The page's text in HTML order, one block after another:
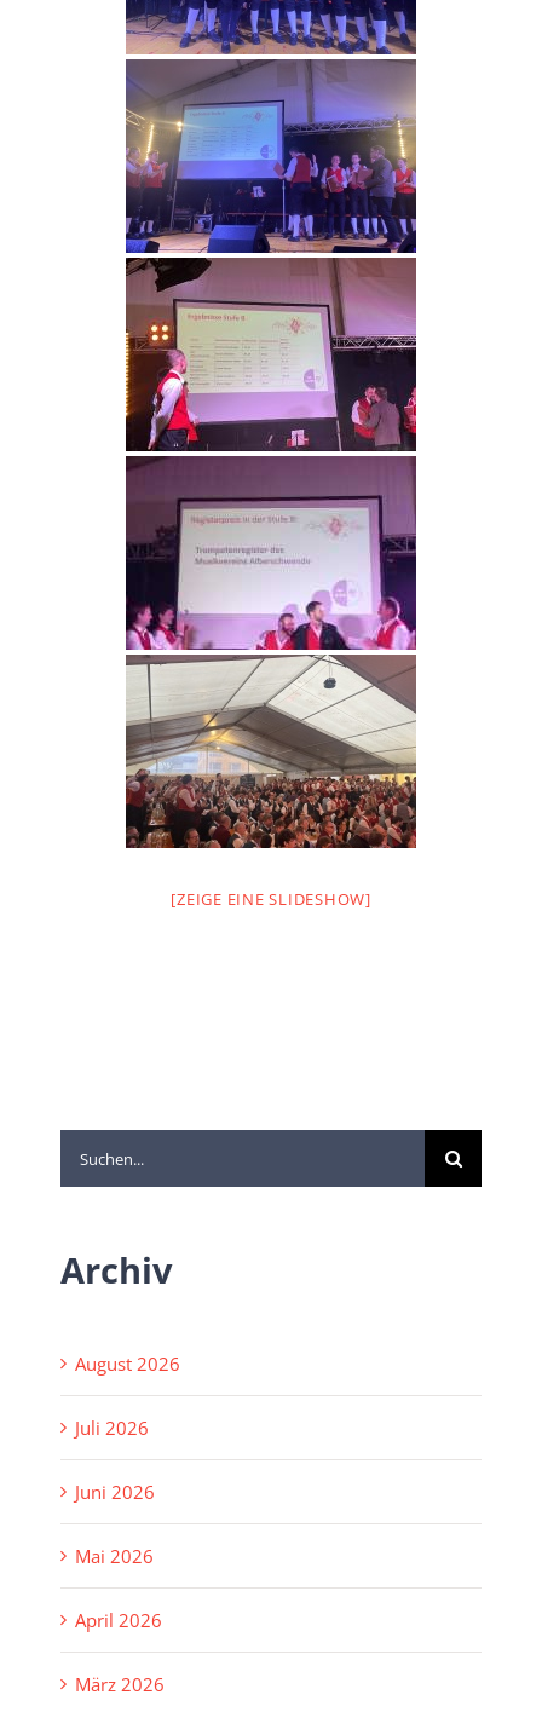
[ZEIGE EINE SLIDESHOW]
Suche
nach:
Archiv
August 2026
Juli 2026
Juni 2026
Mai 2026
April 2026
März 2026